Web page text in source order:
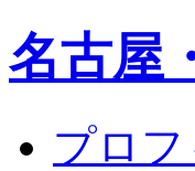
名古屋
プロ